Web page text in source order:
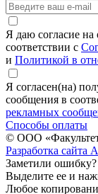
Я даю согласие
соответствии с
и Политикой в
Я согласен(на)
сообщения в
рекламных
Способы оплаты
© ООО
Разработка сайта
Заметили ошибку?
Выделите ее и
Любое